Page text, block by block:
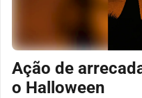
Ação de
o Halloween